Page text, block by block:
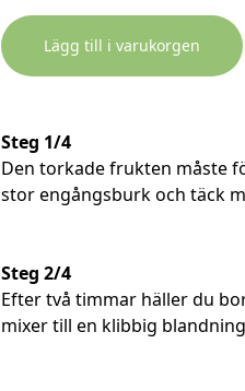
Lägg till i varukorgen
Steg 1/4
Den torkade frukten måste
stor engångsburk och täck
Steg 2/4
Efter två timmar häller du
mixer till en klibbig